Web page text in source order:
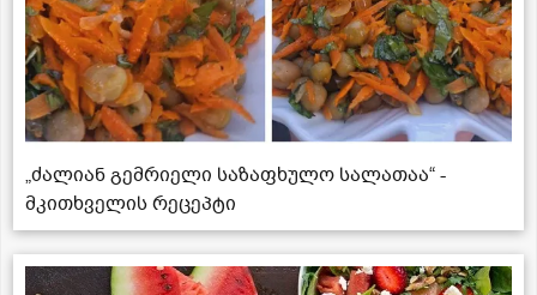
„ძალიან გემრიელი საზაფხულო სალათაა“ -
მკითხველის რეცეპტი